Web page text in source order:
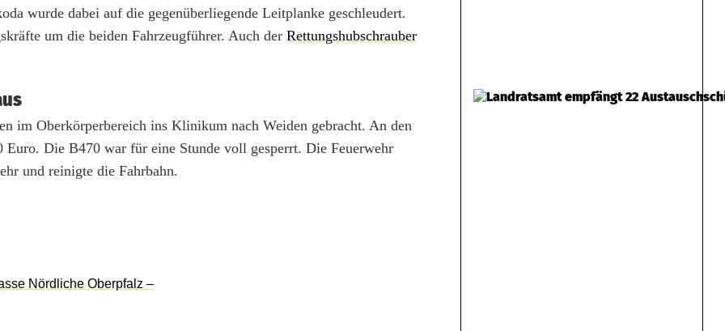
wurde dabei auf die gegenüberliegende Leitplanke geschleudert.
um die beiden Fahrzeugführer. Auch der Rettungshubschrauber
im Oberkörperbereich ins Klinikum nach Weiden gebracht. An den
Euro. Die B470 war für eine Stunde voll gesperrt. Die Feuerwehr
und reinigte die Fahrbahn.